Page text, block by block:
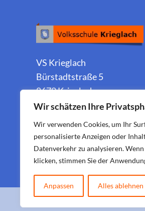
Wir schätzen Ihre
Wir verwenden Cookies, um Ihr
personalisierte Anzeigen oder
Datenverkehr zu analysieren.
klicken, stimmen Sie der
Anpassen Alles ablehnen
VS Krieglach
Bürstadtstraße 5
8670 Krieglach